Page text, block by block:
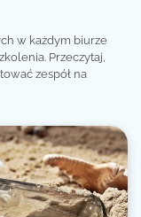
w każdym biurze
Przeczytaj,
zespół na